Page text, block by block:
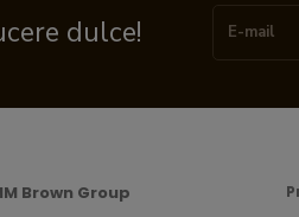
dulce!
Brown Group